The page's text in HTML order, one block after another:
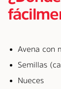
Avena con
Semillas
Nueces